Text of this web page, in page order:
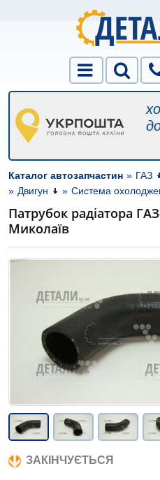
Каталог автозапчастин » ГАЗ
» Двигун » Система
Патрубок радіатора
Миколаїв
ЗАКІНЧУЄТЬСЯ